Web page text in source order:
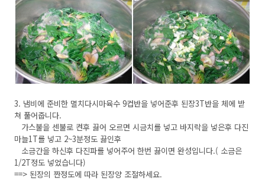
3. 냄비에 준비한 멸치다시마육수 9컵반을 넣어준후 된장3T반을 체에 받
쳐 풀어줍니다.
가스불을 센불로 켠후 끓어 오르면 시금치를 넣고 바지락을 넣은후 다진
마늘1T를 넣고 2~3분정도 끓인후
소금간을 하신후 다진파를 넣어주어 한번 끓이면 완성입니다.( 소금은
1/2T정도 넣었습니다)
==> 된장의 짠정도에 따라 된장양 조절하세요.